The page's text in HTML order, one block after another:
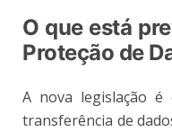
O que está
Proteção de
A nova legislação
transferência de